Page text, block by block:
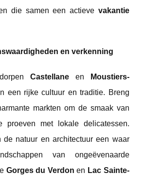
die samen een actieve vakantie
en verkenning
Castellane en
Moustiers-
een rijke cultuur en traditie. Breng
markten om de smaak van
proeven met lokale delicatessen.
de natuur en architectuur een waar
van ongeëvenaarde
Gorges du Verdon en Lac Sainte-